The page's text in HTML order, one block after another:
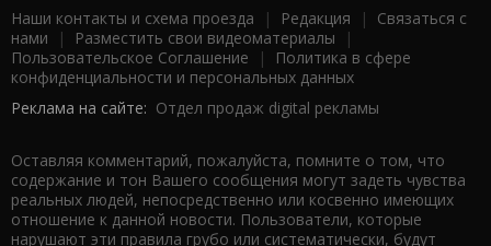
Наши контакты и схема проезда | Редакция | Связаться с
нами | Разместить свои видеоматериалы |
Пользовательское Соглашение |
Политика в сфере
конфиденциальности и персональных данных
Реклама на сайте: Отдел продаж digital рекламы
Оставляя комментарий, пожалуйста, помните о том, что
содержание и тон Вашего сообщения могут задеть чувства
реальных людей, непосредственно или косвенно имеющих
отношение к данной новости. Пользователи, которые
нарушают эти правила грубо или систематически, будут